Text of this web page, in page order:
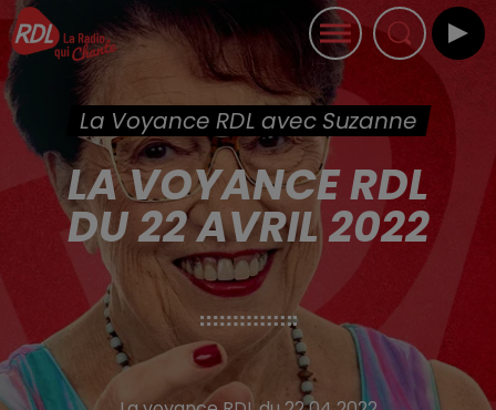
La Voyance RDL avec Suzanne
LA VOYANCE RDL
DU 22 AVRIL 2022